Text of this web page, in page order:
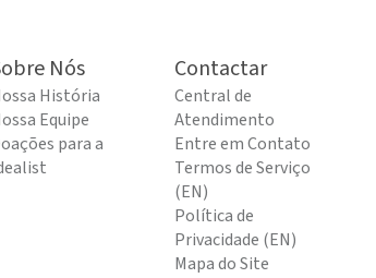
Nós
História
Equipe
para a
Contactar
Central de
Atendimento
Entre em Contato
Termos de Serviço
(EN)
Política de
Privacidade (EN)
Mapa do Site